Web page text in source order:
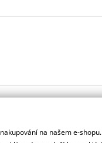
na našem e-